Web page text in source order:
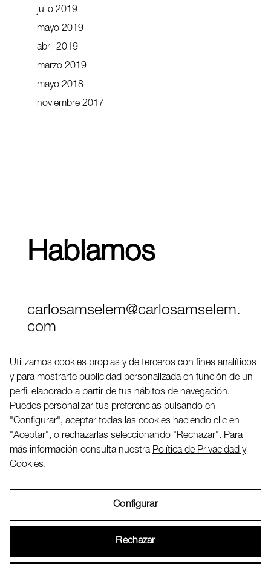
julio 2019
mayo 2019
abril 2019
marzo 2019
mayo 2018
noviembre 2017
Hablamos
carlosamselem@carlosamselem.
com
Twitter
LinkedIN
2026 ©
Utilizamos cookies propias y de terceros con fines analíticos
y para mostrarte publicidad personalizada en función de un
perfil elaborado a partir de tus hábitos de navegación.
Puedes personalizar tus preferencias pulsando en
"Configurar", aceptar todas las cookies haciendo clic en
"Aceptar", o rechazarlas seleccionando "Rechazar". Para
más información consulta nuestra Política de Privacidad y
Cookies.
Configurar
Rechazar
Política de Privacidad y Cookies